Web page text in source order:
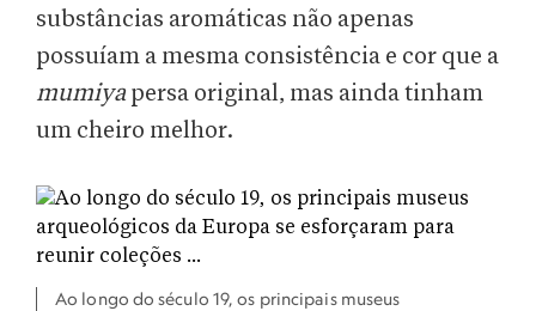
substâncias aromáticas não apenas
possuíam a mesma consistência e cor que a
mumiya persa original, mas ainda tinham
um cheiro melhor.
Ao longo do século 19, os principais museus